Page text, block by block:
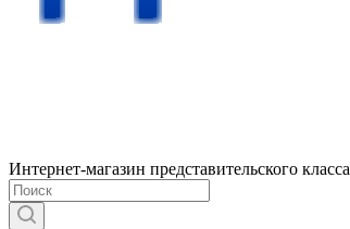
Интернет-магазин представительского класса